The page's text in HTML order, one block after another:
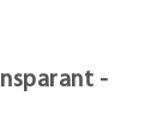
-